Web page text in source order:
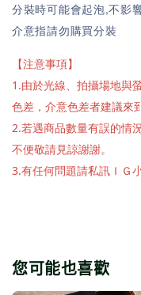
分裝時可能會起泡,不影
介意指請勿購買分裝
【注意事項】
1.由於光線、拍攝場地與
色差，介意色差者建議來
2.若遇商品數量有誤的情
不便敬請見諒謝謝。
3.有任何問題請私訊ＩＧ
您可能也喜歡